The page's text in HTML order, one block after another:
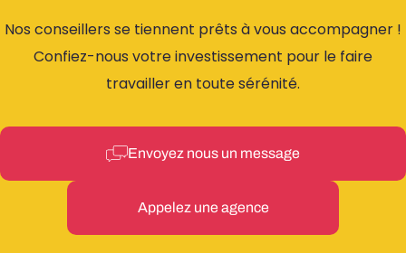
Nos conseillers se tiennent prêts à vous accompagner !
Confiez-nous votre investissement pour le faire
travailler en toute sérénité.
Envoyez nous un message
Appelez une agence